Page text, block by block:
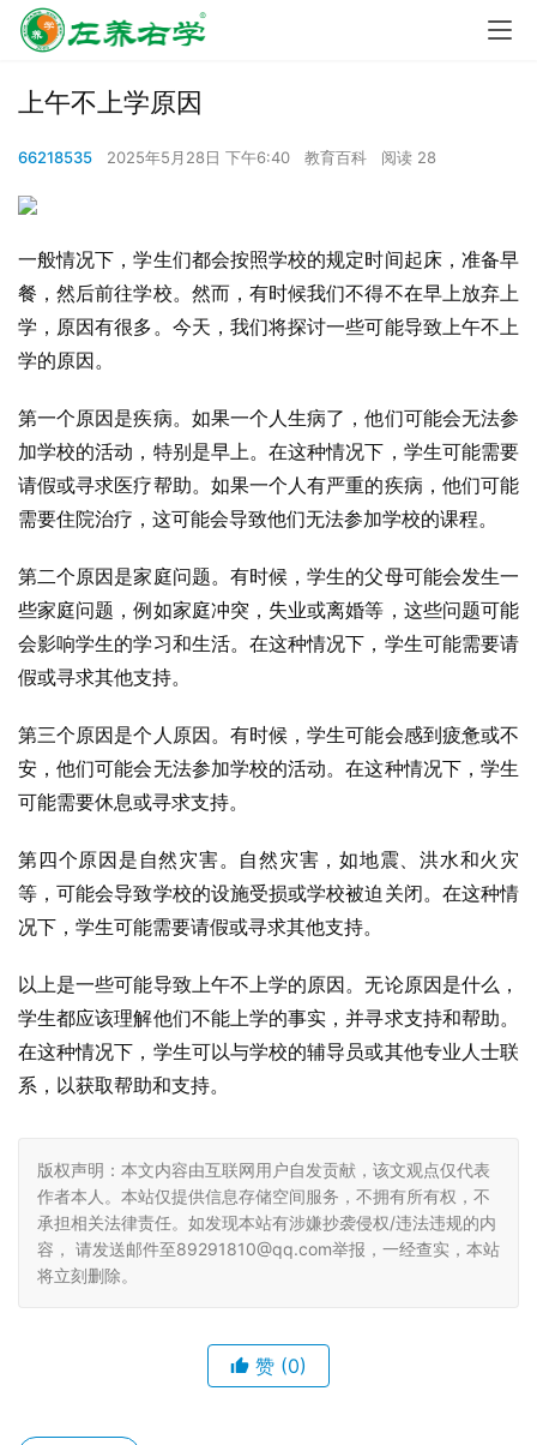
上午不上学原因
66218535 2025年5月28日 下午6:40 教育百科 阅读 28
一般情况下，学生们都会按照学校的规定时间起床，准备早
餐，然后前往学校。然而，有时候我们不得不在早上放弃上
学，原因有很多。今天，我们将探讨一些可能导致上午不上
学的原因。
第一个原因是疾病。如果一个人生病了，他们可能会无法参
加学校的活动，特别是早上。在这种情况下，学生可能需要
请假或寻求医疗帮助。如果一个人有严重的疾病，他们可能
需要住院治疗，这可能会导致他们无法参加学校的课程。
第二个原因是家庭问题。有时候，学生的父母可能会发生一
些家庭问题，例如家庭冲突，失业或离婚等，这些问题可能
会影响学生的学习和生活。在这种情况下，学生可能需要请
假或寻求其他支持。
第三个原因是个人原因。有时候，学生可能会感到疲惫或不
安，他们可能会无法参加学校的活动。在这种情况下，学生
可能需要休息或寻求支持。
第四个原因是自然灾害。自然灾害，如地震、洪水和火灾
等，可能会导致学校的设施受损或学校被迫关闭。在这种情
况下，学生可能需要请假或寻求其他支持。
以上是一些可能导致上午不上学的原因。无论原因是什么，
学生都应该理解他们不能上学的事实，并寻求支持和帮助。
在这种情况下，学生可以与学校的辅导员或其他专业人士联
系，以获取帮助和支持。
版权声明：本文内容由互联网用户自发贡献，该文观点仅代表
作者本人。本站仅提供信息存储空间服务，不拥有所有权，不
承担相关法律责任。如发现本站有涉嫌抄袭侵权/违法违规的内
容， 请发送邮件至89291810@qq.com举报，一经查实，本站
将立刻删除。
赞 (0)